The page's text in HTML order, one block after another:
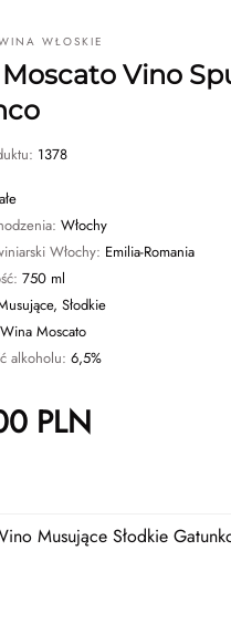
WŁOSKIE
Moscato Vino
1378
Włochy
Włochy: Emilia-Romania
750 ml
Słodkie
Wina Moscato
alkoholu: 6,5%
PLN
Musujące Słodkie